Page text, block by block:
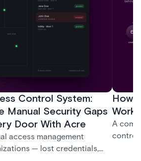
Control System:
Manual Security Gaps
Door With Acre
access management
— lost credentials,
How
A
control